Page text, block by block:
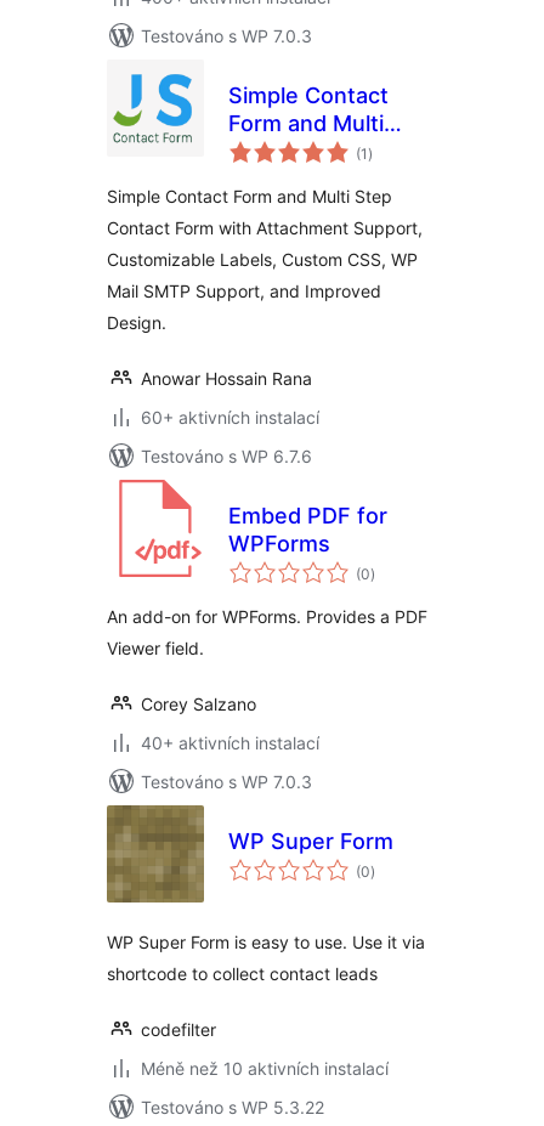
Testováno s WP 7.0.3
Simple Contact
Form and Multi
Step Contact Form
(1 celkové
hodnocení
)
Simple Contact Form and Multi Step
Contact Form with Attachment Support,
Customizable Labels, Custom CSS, WP
Mail SMTP Support, and Improved
Design.
Anowar Hossain Rana
60+ aktivních instalací
Testováno s WP 6.7.6
Embed PDF for
WPForms
(0celkové
hodnocení
)
An add-on for WPForms. Provides a PDF
Viewer field.
Corey Salzano
40+ aktivních instalací
Testováno s WP 7.0.3
WP Super Form
(0celkové
hodnocení
)
WP Super Form is easy to use. Use it via
shortcode to collect contact leads
codefilter
Méně než 10 aktivních instalací
Testováno s WP 5.3.22